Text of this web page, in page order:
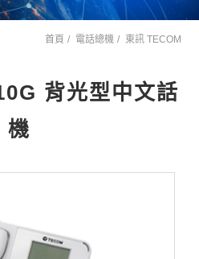
首頁 電話總機 東訊 TECOM
背光型中文話
機